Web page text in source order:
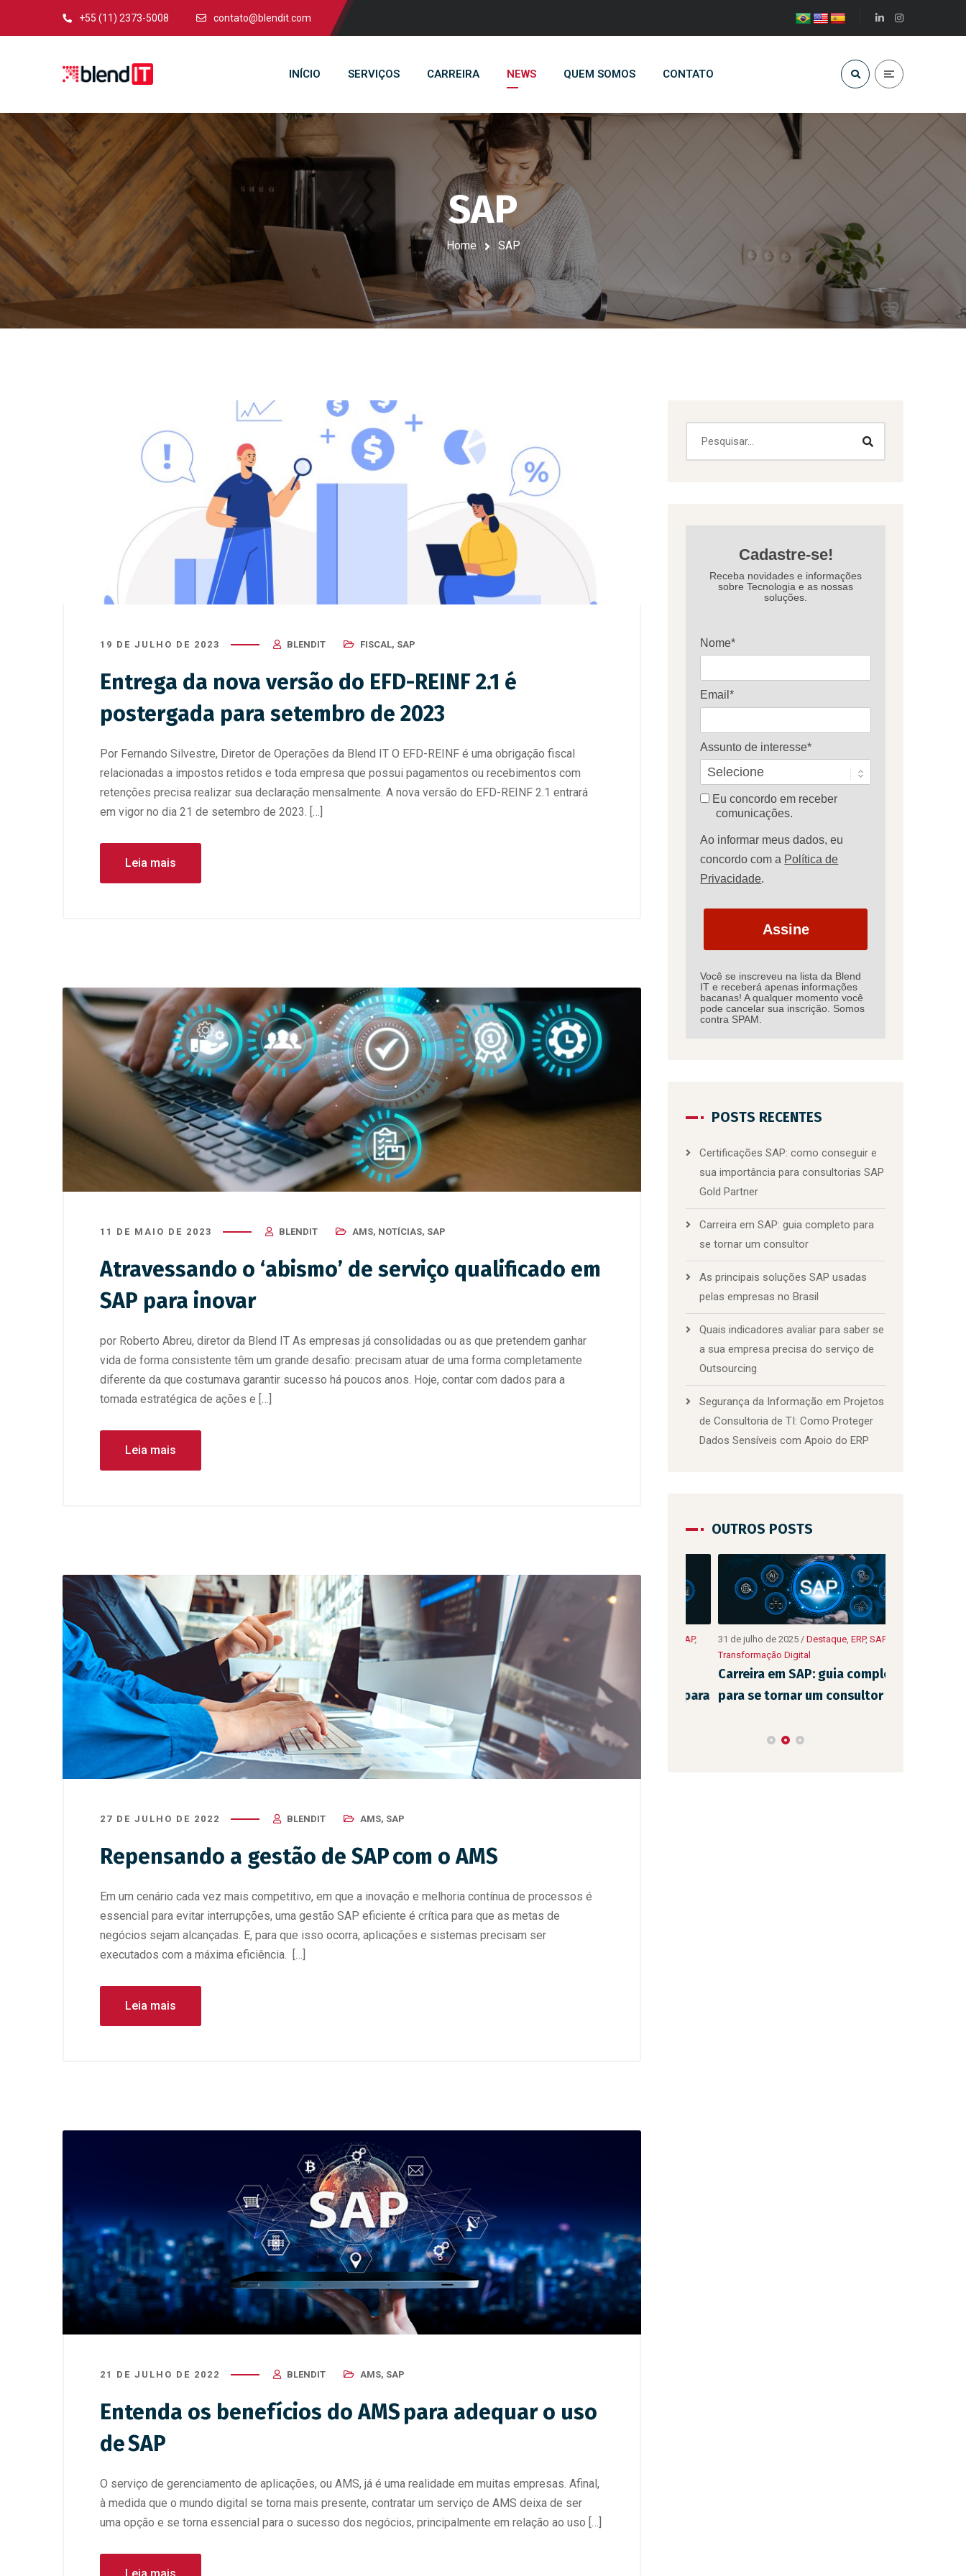
+55 (11) 2373-5008 contato@blendit.com
INÍCIO SERVIÇOS CARREIRA NEWS QUEM SOMOS CONTATO
SAP
Home SAP
19 DE JULHO DE 2023 BLENDIT FISCAL, SAP
Entrega da nova versão do EFD-REINF 2.1 é
postergada para setembro de 2023
Por Fernando Silvestre, Diretor de Operações da Blend IT O EFD-REINF é uma obrigação fiscal
relacionadas a impostos retidos e toda empresa que possui pagamentos ou recebimentos com
retenções precisa realizar sua declaração mensalmente. A nova versão do EFD-REINF 2.1 entrará
em vigor no dia 21 de setembro de 2023. […]
Leia mais
11 DE MAIO DE 2023 BLENDIT AMS, NOTÍCIAS, SAP
Atravessando o ‘abismo’ de serviço qualificado em
SAP para inovar
por Roberto Abreu, diretor da Blend IT As empresas já consolidadas ou as que pretendem ganhar
vida de forma consistente têm um grande desafio: precisam atuar de uma forma completamente
diferente da que costumava garantir sucesso há poucos anos. Hoje, contar com dados para a
tomada estratégica de ações e […]
Leia mais
27 DE JULHO DE 2022 BLENDIT AMS, SAP
Repensando a gestão de SAP com o AMS
Em um cenário cada vez mais competitivo, em que a inovação e melhoria contínua de processos é
essencial para evitar interrupções, uma gestão SAP eficiente é crítica para que as metas de
negócios sejam alcançadas. E, para que isso ocorra, aplicações e sistemas precisam ser
executados com a máxima eficiência. […]
Leia mais
21 DE JULHO DE 2022 BLENDIT AMS, SAP
Entenda os benefícios do AMS para adequar o uso
de SAP
O serviço de gerenciamento de aplicações, ou AMS, já é uma realidade em muitas empresas. Afinal,
à medida que o mundo digital se torna mais presente, contratar um serviço de AMS deixa de ser
uma opção e se torna essencial para o sucesso dos negócios, principalmente em relação ao uso […]
Cadastre-se!
Receba novidades e informações
sobre Tecnologia e as nossas
soluções.
Nome*
Email*
Assunto de interesse*
Eu concordo em receber
comunicações.
Ao informar meus dados, eu
concordo com a Política de
Privacidade.
Assine
Você se inscreveu na lista da Blend
IT e receberá apenas informações
bacanas! A qualquer momento você
pode cancelar sua inscrição. Somos
contra SPAM.
POSTS RECENTES
Certificações SAP: como conseguir e
sua importância para consultorias SAP
Gold Partner
Carreira em SAP: guia completo para
se tornar um consultor
As principais soluções SAP usadas
pelas empresas no Brasil
Quais indicadores avaliar para saber se
a sua empresa precisa do serviço de
Outsourcing
Segurança da Informação em Projetos
de Consultoria de TI: Como Proteger
Dados Sensíveis com Apoio do ERP
OUTROS POSTS
31 de julho de 2025/Destaque,ERP,SAP,
Transformação Digital
Carreira em SAP: guia completo
para se tornar um consultor
10 de julho de 2025 /Destaque,ERP Fiscal,SAP
Transformação Digital
As principais soluções SAP
usadas pelas empresas no Brasil
1 de setembro de 2025 Destaque
Transformação Digital
Certificações SAP: como
conseguir e sua importância para
consultori
31 de julho de 2025/Destaque,ERP,SAP,
Transformação Digital
Carreira em SAP: guia completo
para se tornar um consultor